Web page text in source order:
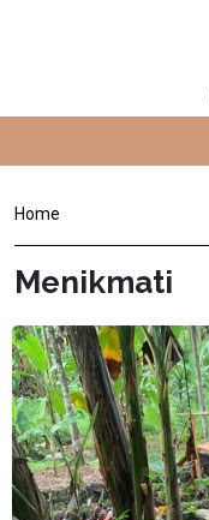
Home
Menikmati